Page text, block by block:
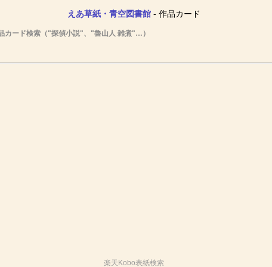
えあ草紙・青空図書館- 作品カード
カード検索（"探偵小説"、"魯山人 雑煮"…）
楽天Kobo表紙検索